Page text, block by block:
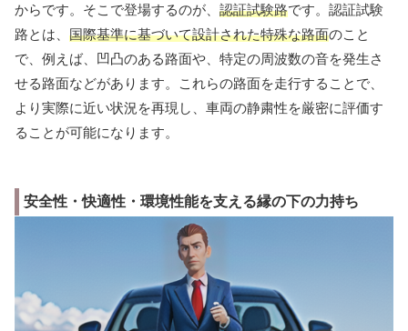
からです。そこで登場するのが、 認証試験路です。認証試験
路とは、 国際基準に基づいて設計された特殊な路面のこと
で、例えば、凹凸のある路面や、特定の周波数の音を発生さ
せる路面などがあります。これらの路面を走行することで、
より実際に近い状況を再現し、車両の静粛性を厳密に評価す
ることが可能になります。
安全性・快適性・環境性能を支える縁の下の力持ち